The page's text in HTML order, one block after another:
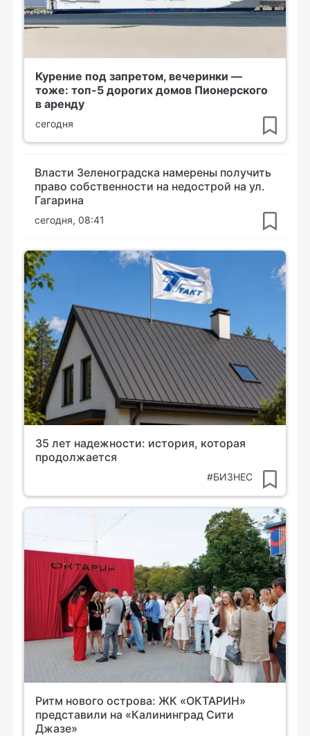
Курение под запретом, вечеринки —
тоже: топ-5 дорогих домов Пионерского
в аренду
сегодня
Власти Зеленоградска намерены получить
право собственности на недострой на ул.
Гагарина
сегодня, 08:41
35 лет надежности: история, которая
продолжается
#БИЗНЕС
Ритм нового острова: ЖК «ОКТАРИН»
представили на «Калининград Сити
Джазе»